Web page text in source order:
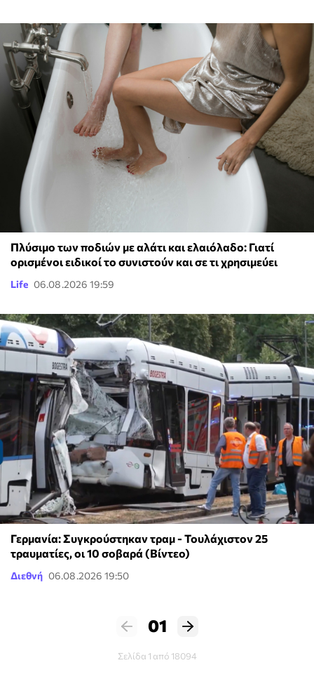
Πλύσιμο των ποδιών με αλάτι και ελαιόλαδο: Γιατί
ορισμένοι ειδικοί το συνιστούν και σε τι χρησιμεύει
Life 06.08.2026 19:59
Γερμανία: Συγκρούστηκαν τραμ - Τουλάχιστον 25
τραυματίες, οι 10 σοβαρά (Βίντεο)
Διεθνή 06.08.2026 19:50
01
Σελίδα 1 από 18094